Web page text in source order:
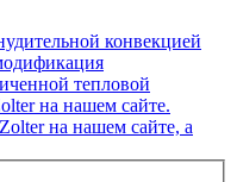
конвекцией
тепловой
на нашем сайте.
на нашем сайте, а